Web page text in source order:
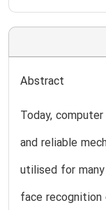
Abstract
Today,
and reliable
utilised for
face